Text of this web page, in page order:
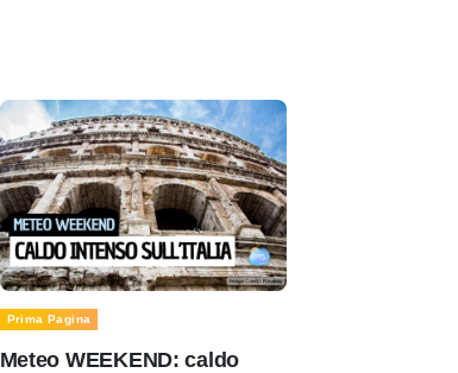
Prima Pagina
Meteo WEEKEND: caldo